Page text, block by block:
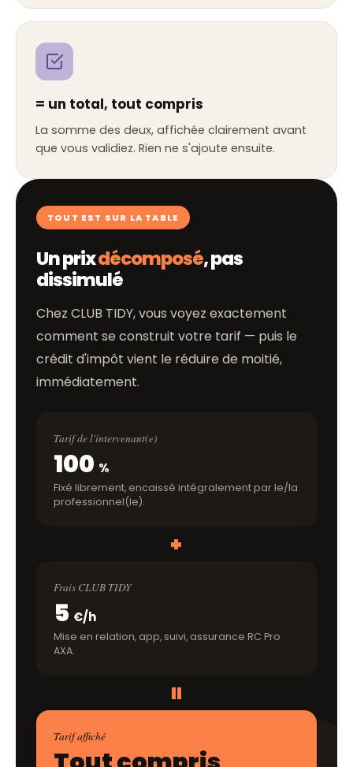
= un total, tout compris
La somme des deux, affichée clairement avant
que vous validiez. Rien ne s'ajoute ensuite.
TOUT EST SUR LA TABLE
Un prixdécomposé, pas
dissimulé
Chez CLUB TIDY, vous voyez exactement
comment se construit votre tarif — puis le
crédit d'impôt vient le réduire de moitié,
immédiatement.
Tarif de l'intervenant(e)
100 %
Fixé librement, encaissé intégralement par le/la
professionnel(le).
+
Frais CLUB TIDY
5 €/h
Mise en relation, app, suivi, assurance RC Pro
AXA.
Tarif affiché